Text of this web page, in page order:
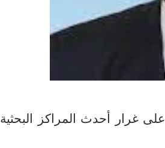
على غرار أحدث المراكز البحثية